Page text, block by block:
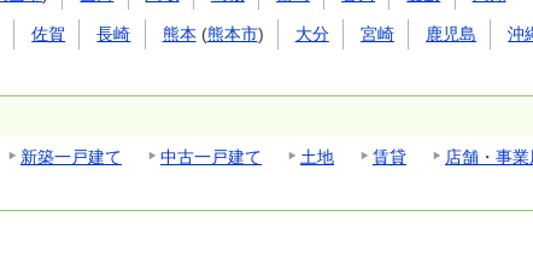
佐賀 長崎 熊本 (熊本市) 大分 宮崎 鹿児島 沖
新築一戸建て 中古一戸建て 土地 賃貸
店舗・事業